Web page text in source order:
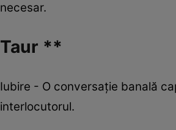
necesar.
Taur **
Iubire - O conversaţie banală
interlocutorul.